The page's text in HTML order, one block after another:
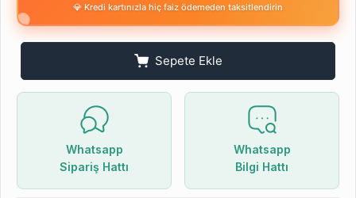
💎 Kredi kartınızla hiç faiz ödemeden taksitlendirin
Sepete Ekle
Whatsapp
Sipariş Hattı
Whatsapp
Bilgi Hattı